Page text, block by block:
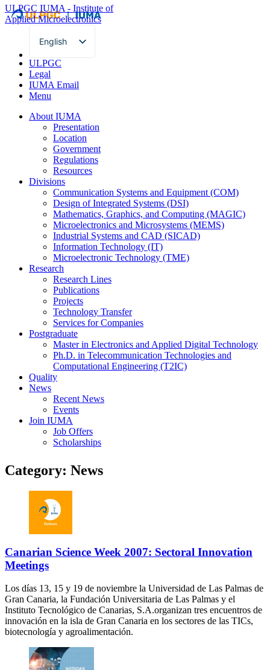
ULPGC IUMA - Institute of
Applied Microelectronics
English
Spanish
ULPGC
Legal
IUMA Email
Menu
About IUMA
Presentation
Location
Government
Regulations
Resources
Divisions
Communication Systems and Equipment (COM)
Design of Integrated Systems (DSI)
Mathematics, Graphics, and Computing (MAGIC)
Microelectronics and Microsystems (MEMS)
Industrial Systems and CAD (SICAD)
Information Technology (IT)
Microelectronic Technology (TME)
Research
Research Lines
Publications
Projects
Technology Transfer
Services for Companies
Postgraduate
Master in Electronics and Applied Digital Technology
Ph.D. in Telecommunication Technologies and
Computational Engineering (T2IC)
Quality
News
Recent News
Events
Join IUMA
Job Offers
Scholarships
Category: News
Canarian Science Week 2007: Sectoral Innovation
Meetings
Los días 13, 15 y 19 de noviembre la Universidad de Las Palmas de
Gran Canaria, la Fundación Universitaria de Las Palmas y el
Instituto Tecnológico de Canarias, S.A.organizan tres encuentros de
innovación en la isla de Gran Canaria en los sectores de las TICs,
biotecnología y agroalimentación.